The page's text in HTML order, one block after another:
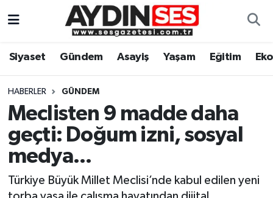
Siyaset Gündem Asayiş Yaşam Eğitim
HABERLER GÜNDEM
Meclisten 9 madde daha
geçti: Doğum izni, sosyal
medya...
Türkiye Büyük Millet Meclisi’nde kabul edilen yeni
Gündem
Siyaset
Ekonomi
Yaşam
Aydın Hava Durumu
Aydin Namaz Vakitleri
Aydın Trafik Yoğunluk Haritası
Süper Lig Puan Durumu ve Fikstür